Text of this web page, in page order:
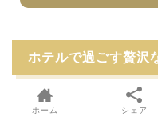
ホテルで過ごす贅沢
ふたりのクリスマスデー
ホーム シェア